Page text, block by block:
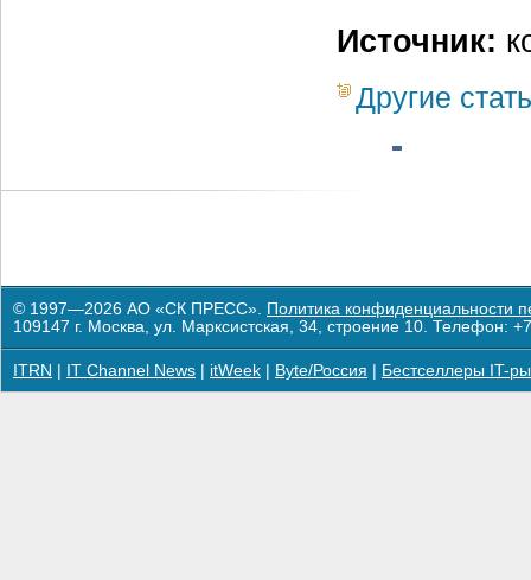
Источник:
Другие
© 1997—2026 АО «СК ПРЕСС». Политика конфиденциальности
109147 г. Москва, ул. Марксистская, 34, строение 10. Телефон:
ITRN IT Channel News itWeek Byte/Россия Бестселлеры IT-